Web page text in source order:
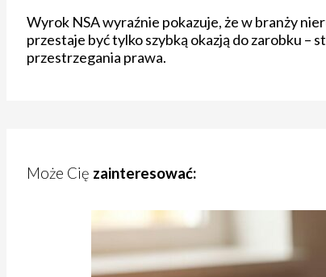
Wyrok NSA wyraźnie pokazuje, że w branży
przestaje być tylko szybką okazją do zarobku –
przestrzegania prawa.
Może Cię zainteresować: